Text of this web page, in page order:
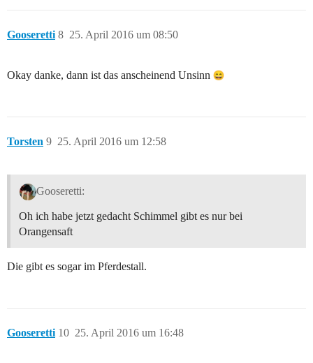
Gooseretti 25. April 2016 um 08:50
8
Okay danke, dann ist das anscheinend Unsinn
Torsten 25. April 2016 um 12:58
9
Gooseretti:
Oh ich habe jetzt gedacht Schimmel gibt es nur bei
Orangensaft
Die gibt es sogar im Pferdestall.
Gooseretti 25. April 2016 um 16:48
10